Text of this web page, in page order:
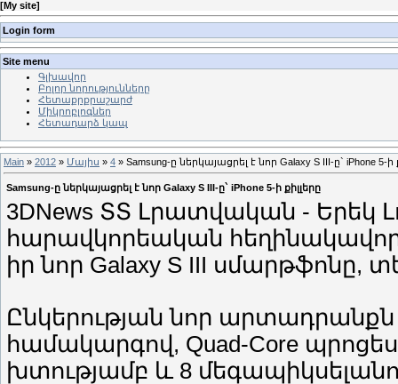
[My site]
Login form
Site menu
Գլխավոր
Բոլոր նորությունները
Հետաքրքրաշարժ
Միկրոբլոգներ
Հետադարձ կապ
Main » 2012 » Մայիս » 4 » Samsung-ը ներկայացրել է նոր Galaxy S III-ը` iPhone 5-ի
Samsung-ը ներկայացրել է նոր Galaxy S III-ը` iPhone 5-ի քիլլերը
3DNews ՏՏ Լրատվական - Երեկ
հարավկորեական հեղինակավոր
իր նոր Galaxy S III սմարթֆոնը,
Ընկերության նոր արտադրանքն
համակարգով, Quad-Core
խտությամբ և 8